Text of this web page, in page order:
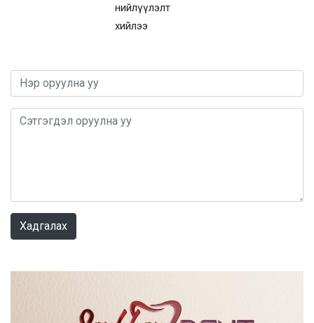
нийлүүлэлт
хийлээ
Хадгалах